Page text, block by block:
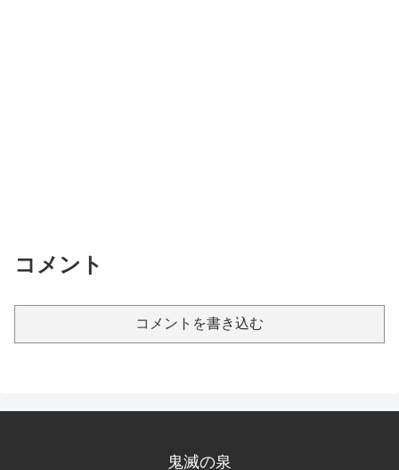
コメント
コメントを書き込む
鬼滅の泉